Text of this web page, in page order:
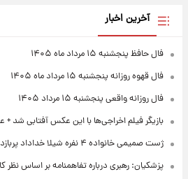
آخرین اخبار
فال حافظ پنجشنبه ۱۵ مرداد ماه ۱۴۰۵
فال قهوه روزانه پنجشنبه ۱۵ مرداد ماه ۱۴۰۵
فال روزانه واقعی پنجشنبه ۱۵ مرداد ۱۴۰۵
بازیگر فیلم اخراجی‌ها با این عکس آفتابی شد
ژست صمیمی خانواده ۴ نفره شیلا خداداد پربازدید شد + عکس
پزشکیان: رهبری درباره تفاهمنامه بر اساس نظر